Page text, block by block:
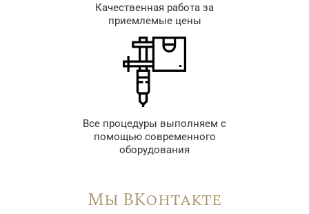
Качественная работа за
приемлемые цены
Все процедуры выполняем с
помощью современного
оборудования
Мы ВКонтакте